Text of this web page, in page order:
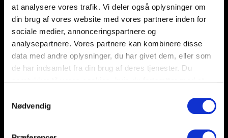
at analysere vores trafik. Vi deler også oplysninger om
din brug af vores website med vores partnere inden for
sociale medier, annonceringspartnere og
analysepartnere. Vores partnere kan kombinere disse
data med andre oplysninger, du har givet dem, eller som
de har indsamlet fra din brug af deres tjenester. Du
Nødvendig